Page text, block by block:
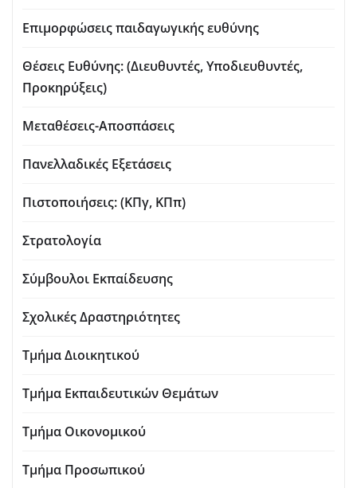
Επιμορφώσεις παιδαγωγικής ευθύνης
Θέσεις Ευθύνης: (Διευθυντές, Υποδιευθυντές,
Προκηρύξεις)
Μεταθέσεις-Αποσπάσεις
Πανελλαδικές Εξετάσεις
Πιστοποιήσεις: (ΚΠγ, ΚΠπ)
Στρατολογία
Σύμβουλοι Εκπαίδευσης
Σχολικές Δραστηριότητες
Τμήμα Διοικητικού
Τμήμα Εκπαιδευτικών Θεμάτων
Τμήμα Οικονομικού
Τμήμα Προσωπικού